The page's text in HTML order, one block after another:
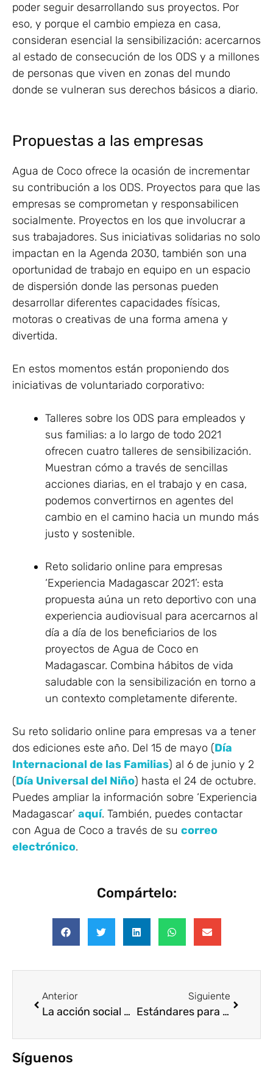
poder seguir desarrollando sus proyectos. Por
eso, y porque el cambio empieza en casa,
consideran esencial la sensibilización: acercarnos
al estado de consecución de los ODS y a millones
de personas que viven en zonas del mundo
donde se vulneran sus derechos básicos a diario.
Propuestas a las empresas
Agua de Coco ofrece la ocasión de incrementar
su contribución a los ODS. Proyectos para que las
empresas se comprometan y responsabilicen
socialmente. Proyectos en los que involucrar a
sus trabajadores. Sus iniciativas solidarias no solo
impactan en la Agenda 2030, también son una
oportunidad de trabajo en equipo en un espacio
de dispersión donde las personas pueden
desarrollar diferentes capacidades físicas,
motoras o creativas de una forma amena y
divertida.
En estos momentos están proponiendo dos
iniciativas de voluntariado corporativo:
Talleres sobre los ODS para empleados y
sus familias: a lo largo de todo 2021
ofrecen cuatro talleres de sensibilización.
Muestran cómo a través de sencillas
acciones diarias, en el trabajo y en casa,
podemos convertirnos en agentes del
cambio en el camino hacia un mundo más
justo y sostenible.
Reto solidario online para empresas
‘Experiencia Madagascar 2021’: esta
propuesta aúna un reto deportivo con una
experiencia audiovisual para acercarnos al
día a día de los beneficiarios de los
proyectos de Agua de Coco en
Madagascar. Combina hábitos de vida
saludable con la sensibilización en torno a
un contexto completamente diferente.
Su reto solidario online para empresas va a tener
dos ediciones este año. Del 15 de mayo (Día
Internacional de las Familias) al 6 de junio y 2
(Día Universal del Niño) hasta el 24 de octubre.
Puedes ampliar la información sobre ‘Experiencia
Madagascar’ aquí. También, puedes contactar
con Agua de Coco a través de su correo
electrónico.
Compártelo:
Anterior
La acción social de Amadeus se intensifica en el sector turístico
Siguiente
Estándares para simplificar la medición del voluntariado corporativo
Síguenos